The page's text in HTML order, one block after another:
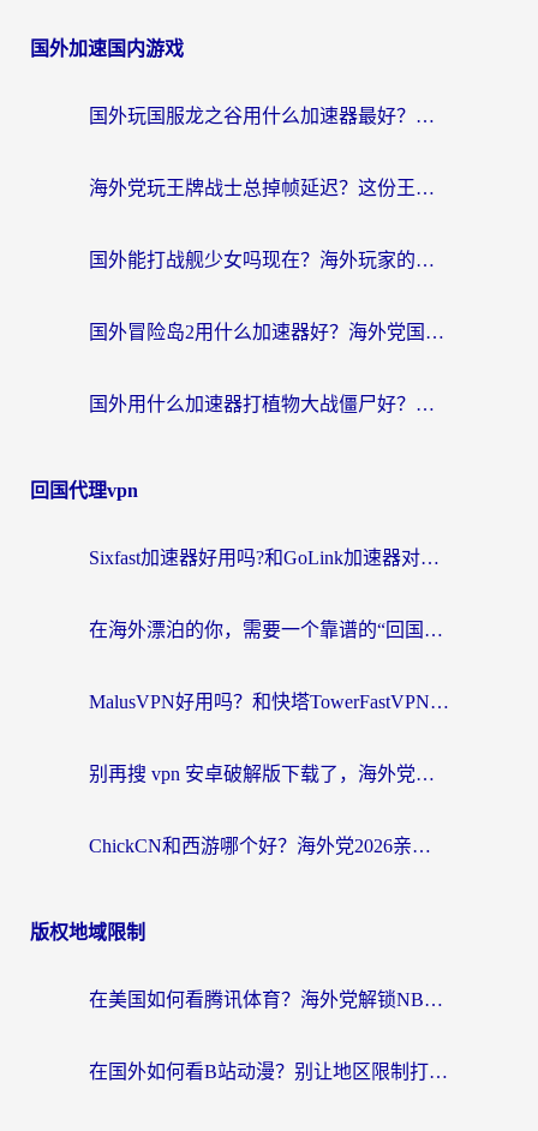
国外加速国内游戏
国外玩国服龙之谷用什么加速器最好？一份给海外游子的终极指南
海外党玩王牌战士总掉帧延迟？这份王牌战士延迟加速器终极指南救你命
国外能打战舰少女吗现在？海外玩家的国服游戏加速终极指南
国外冒险岛2用什么加速器好？海外党国服游戏畅玩全攻略（附鸣潮哈利波特加速技巧）
国外用什么加速器打植物大战僵尸好？海外党国服游戏加速终极指南
回国代理vpn
Sixfast加速器好用吗?和GoLink加速器对比哪个回国效果更好?海外党亲测实用指南
在海外漂泊的你，需要一个靠谱的“回国机场”
MalusVPN好用吗？和快塔TowerFastVPN对比哪个回国效果更好？海外党亲测实用指南
别再搜 vpn 安卓破解版下载了，海外党回国上网的正确姿势在这里
ChickCN和西游哪个好？海外党2026亲测回国加速器选择指南（附expressvpn中国对比）
版权地域限制
在美国如何看腾讯体育？海外党解锁NBA欧洲杯直播的终极攻略
在国外如何看B站动漫？别让地区限制打断你的追番节奏